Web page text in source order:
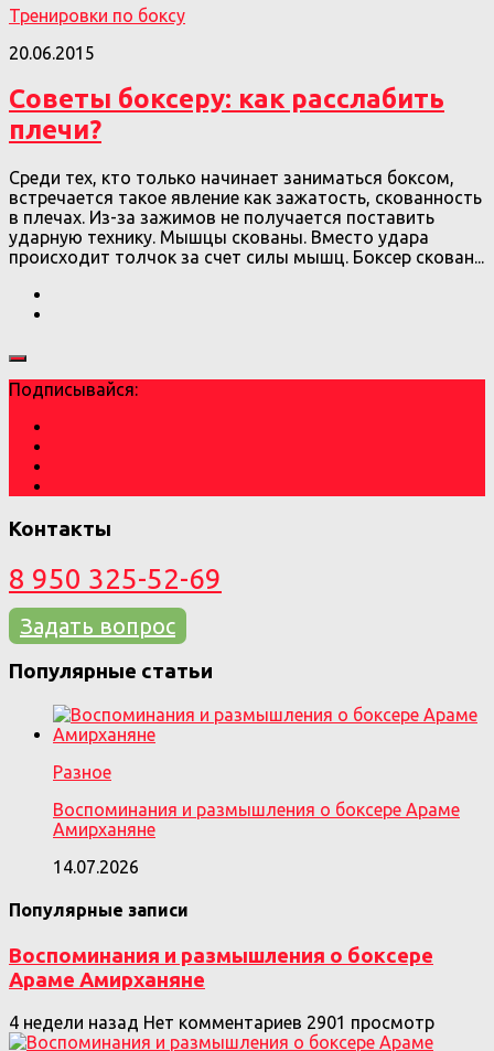
Тренировки по боксу
20.06.2015
Советы боксеру: как расслабить
плечи?
Среди тех, кто только начинает заниматься боксом,
встречается такое явление как зажатость, скованность
в плечах. Из-за зажимов не получается поставить
ударную технику. Мышцы скованы. Вместо удара
происходит толчок за счет силы мышц. Боксер скован...
Подписывайся:
Контакты
8 950 325-52-69
Задать вопрос
Популярные статьи
Разное
Воспоминания и размышления о боксере Араме
Амирханяне
14.07.2026
Популярные записи
Воспоминания и размышления о боксере
Араме Амирханяне
4 недели назад Нет комментариев 2901 просмотр